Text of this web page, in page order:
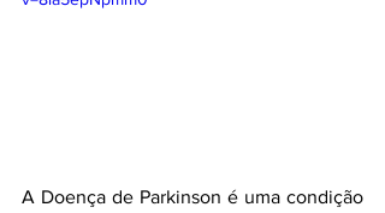
A Doença de Parkinson é uma condição